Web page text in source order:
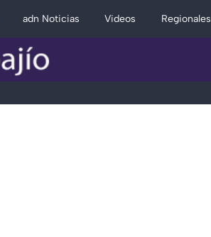
adn Noticias Videos Regionales